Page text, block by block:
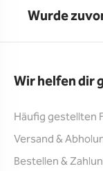
Wurde
Wir helfen dir
Häufig gestellten
Versand &
Bestellen &